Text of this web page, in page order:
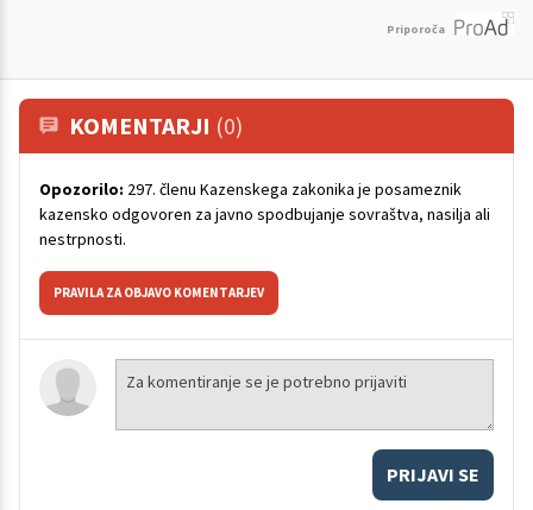
Priporoča
KOMENTARJI (0)
Opozorilo: 297. členu Kazenskega zakonika je posameznik
kazensko odgovoren za javno spodbujanje sovraštva, nasilja ali
nestrpnosti.
PRAVILA ZA OBJAVO KOMENTARJEV
PRIJAVI SE